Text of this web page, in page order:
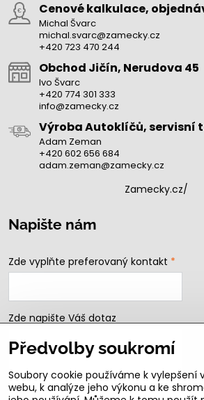
Cenové kalkulace,
Michal Švarc
michal.svarc@zamecky.cz
+420 723 470 244
Obchod Jičín, Nerudova 45
Ivo Švarc
+420 774 301 333
info@zamecky.cz
Výroba Autoklíčů, servisní
Adam Zeman
+420 602 656 684
adam.zeman@zamecky.cz
Zamecky.cz/
Napište nám
Zde vyplňte preferovaný kontakt *
Zde napište Váš dotaz
Předvolby soukromí
Soubory cookie používáme k vylepšení
webu, k analýze jeho výkonu a ke